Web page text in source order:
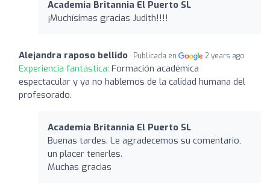
Academia Britannia El Puerto SL
¡Muchísimas gracias Judith!!!!
Alejandra raposo bellido Publicada en 2 years ago
Experiencia fantástica: Formación académica
espectacular y ya no hablemos de la calidad humana del
profesorado.
Academia Britannia El Puerto SL
Buenas tardes. Le agradecemos su comentario,
un placer tenerles.
Muchas gracias